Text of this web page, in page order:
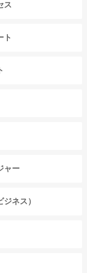
ス
ト
ャー
ネス）